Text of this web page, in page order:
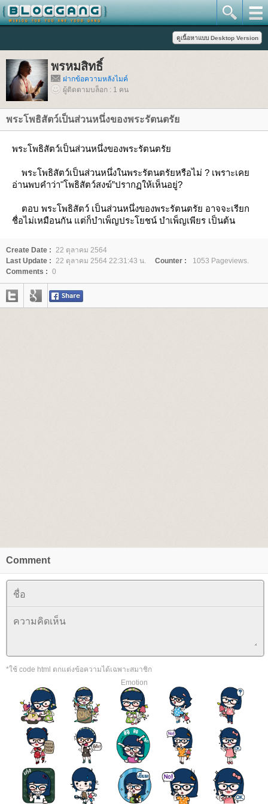
พรหมสิทธิ์
ฝากข้อความหลังไมค์
ผู้ติดตามบล็อก : 1 คน
พระโพธิสัตว์เป็นส่วนหนึ่งของพระรัตนตรั
พระโพธิสัตว์เป็นส่วนหนึ่งของพระรัตนตรั
พระโพธิสัตว์เป็นส่วนหนึ่งในพระรัตนตรัยหรือไม่ ? เพราะเค
อ่านพบคำว่า"โพธิสัตว์สงฆ์”ปรากฏให้เห็นอยู่?
ตอบ พระโพธิสัตว์ เป็นส่วนหนึ่งของพระรัตนตรัย อาจจะเรียก
ชื่อไม่เหมือนกัน แต่ก็บำเพ็ญประโยชน์ บำเพ็ญเพียร เป็นต้น
Create Date : 22 ตุลาคม 2564
Last Update : 22 ตุลาคม 2564 22:31:43 น. Counter :
1053 Pageviews.
Comments : 0
Comment
*ใช้ code html ตกแต่งข้อความได้เฉพาะสมาชิก
Emotion